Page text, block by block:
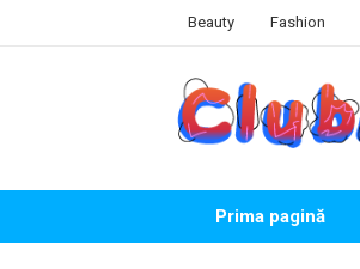
Beauty Fashion
Prima pagină